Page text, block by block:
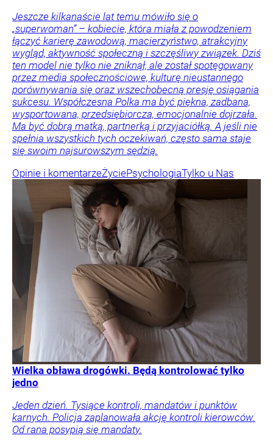
Jeszcze kilkanaście lat temu mówiło się o
„superwoman” – kobiecie, która miała z powodzeniem
łączyć karierę zawodową, macierzyństwo, atrakcyjny
wygląd, aktywność społeczną i szczęśliwy związek. Dziś
ten model nie tylko nie zniknął, ale został spotęgowany
przez media społecznościowe, kulturę nieustannego
porównywania się oraz wszechobecną presję osiągania
sukcesu. Współczesna Polka ma być piękna, zadbana,
wysportowana, przedsiębiorcza, emocjonalnie dojrzała.
Ma być dobrą matką, partnerką i przyjaciółką. A jeśli nie
spełnia wszystkich tych oczekiwań, często sama staje
się swoim najsurowszym sędzią.
Opinie i komentarzeŻyciePsychologiaTylko u Nas
Wielka obława drogówki. Będą kontrolować tylko
jedno
Jeden dzień. Tysiące kontroli, mandatów i punktów
karnych. Policja zaplanowała akcję kontroli kierowców.
Od rana posypią się mandaty.